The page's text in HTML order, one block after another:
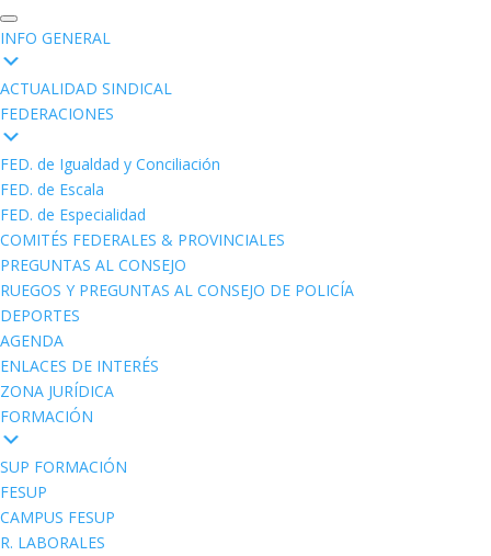
INFO GENERAL
ACTUALIDAD SINDICAL
FEDERACIONES
FED. de Igualdad y Conciliación
FED. de Escala
FED. de Especialidad
COMITÉS FEDERALES & PROVINCIALES
PREGUNTAS AL CONSEJO
RUEGOS Y PREGUNTAS AL CONSEJO DE POLICÍA
DEPORTES
AGENDA
ENLACES DE INTERÉS
ZONA JURÍDICA
FORMACIÓN
SUP FORMACIÓN
FESUP
CAMPUS FESUP
R. LABORALES